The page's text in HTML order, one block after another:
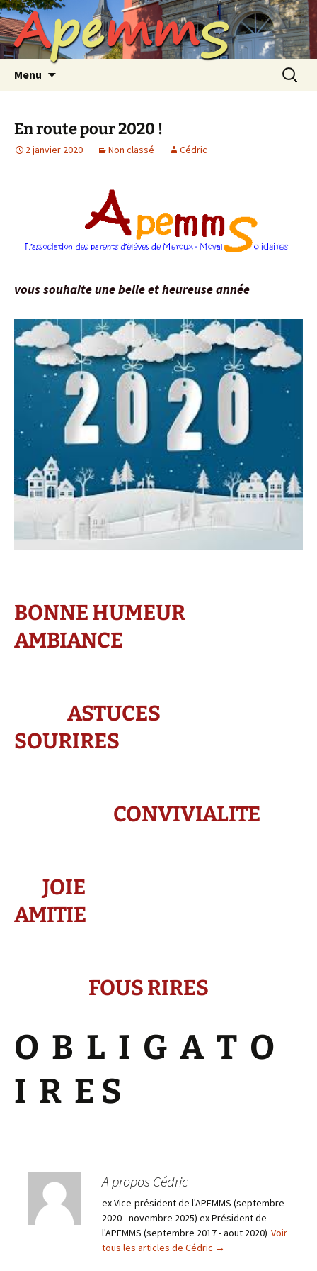
Aller
au
contenu
ApemmS
Menu
En route pour 2020 !
2 janvier 2020 Non classé Cédric
vous souhaite une belle et heureuse année
BONNE HUMEUR
AMBIANCE
ASTUCES
SOURIRES
CONVIVIALITE
JOIE
AMITIE
FOUS RIRES
O B L I G A T O
I R E S
A propos Cédric
ex Vice-président de l'APEMMS (septembre
2020 - novembre 2025) ex Président de
l'APEMMS (septembre 2017 - aout 2020) Voir
tous les articles de Cédric →